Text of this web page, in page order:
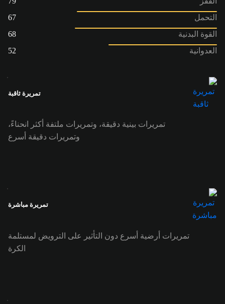
التحمل
67
القوة البدنية
68
العدوانية
52
تمريرة ثاقبة
تمريرات بينية دقيقة، وتمريرات ملتفة أكثر انحناءً،
وتمريرات دقيقة أسرع
تمريرة مباشرة
تمريرات أرضية أسرع دون التأثير على الترويض لمستلمة
الكرة